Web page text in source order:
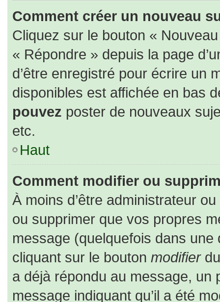
Comment créer un nouveau
Cliquez sur le bouton «
« Répondre » depuis la page
d’être enregistré pour écrire un
disponibles est affichée en bas
pouvez poster de nouveaux
etc.
Haut
Comment modifier ou
À moins d’être administrateur
ou supprimer que vos propres
message (quelquefois dans
cliquant sur le bouton modifierdu
a déjà répondu au message, un
message indiquant qu’il a été